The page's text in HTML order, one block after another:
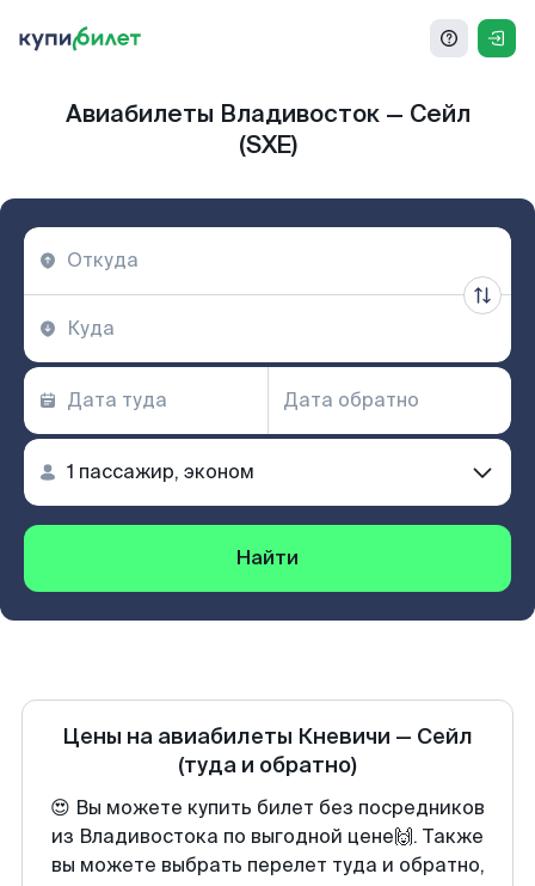
Авиабилеты Владивосток — Сейл
(SXE)
Найти
Цены на авиабилеты Кневичи — Сейл
(туда и обратно)
😍 Вы можете купить билет без посредников
из Владивостока по выгодной цене🙌. Также
вы можете выбрать перелет туда и обратно,